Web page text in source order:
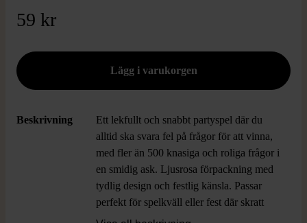
59 kr
Beskrivning
Ett lekfullt och snabbt partyspel där du
alltid ska svara fel på frågor för att vinna,
med fler än 500 knasiga och roliga frågor i
en smidig ask. Ljusrosa förpackning med
tydlig design och festlig känsla. Passar
perfekt för spelkväll eller fest där skratt
står i fokus.